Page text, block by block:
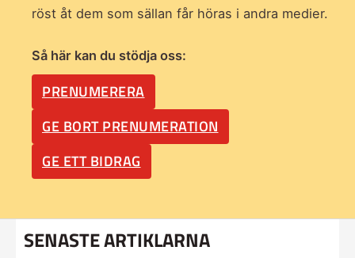
röst åt dem som sällan får höras i andra medier.
Så här kan du stödja oss:
PRENUMERERA
GE BORT PRENUMERATION
GE ETT BIDRAG
SENASTE ARTIKLARNA